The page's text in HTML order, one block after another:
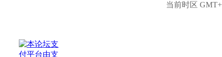
当前时区